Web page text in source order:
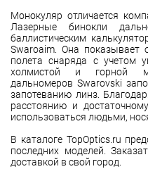
Монокуляр отличается
Лазерные бинокли
баллистическим
Swaroaim. Она показывает
полета снаряда с учетом
холмистой и горной
дальномеров Swarovski
запотеванию линз.
расстоянию и
использоваться людьми,
В каталоге TopOptics.ru
последних моделей.
доставкой в свой город.